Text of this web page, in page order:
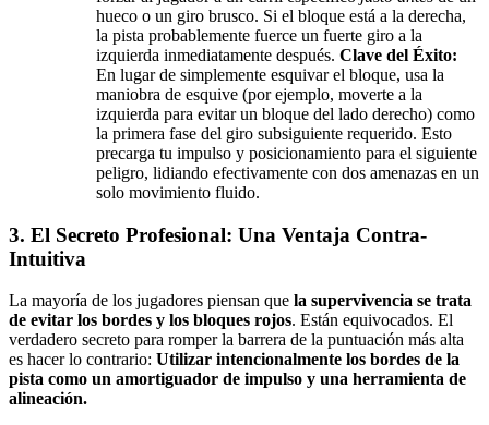
hueco o un giro brusco. Si el bloque está a la derecha,
la pista probablemente fuerce un fuerte giro a la
izquierda inmediatamente después. Clave del Éxito:
En lugar de simplemente esquivar el bloque, usa la
maniobra de esquive (por ejemplo, moverte a la
izquierda para evitar un bloque del lado derecho) como
la primera fase del giro subsiguiente requerido. Esto
precarga tu impulso y posicionamiento para el siguiente
peligro, lidiando efectivamente con dos amenazas en un
solo movimiento fluido.
3. El Secreto Profesional: Una Ventaja Contra-
Intuitiva
La mayoría de los jugadores piensan que la supervivencia se trata
de evitar los bordes y los bloques rojos. Están equivocados. El
verdadero secreto para romper la barrera de la puntuación más alta
es hacer lo contrario: Utilizar intencionalmente los bordes de la
pista como un amortiguador de impulso y una herramienta de
alineación.